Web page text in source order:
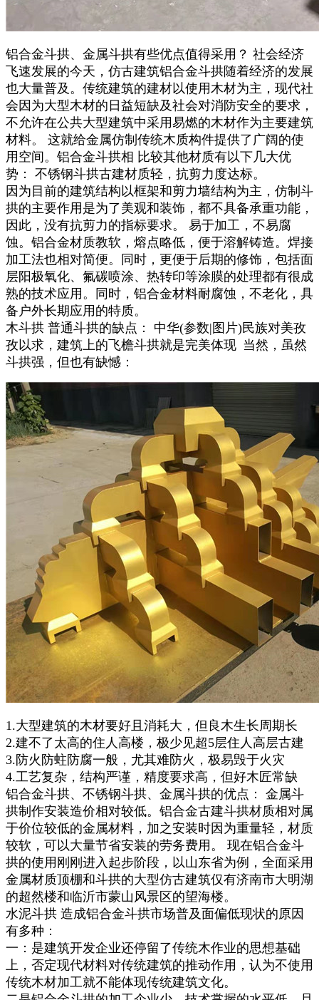
铝合金斗拱、金属斗拱有些优点值得采用？ 社会经济
飞速发展的今天，仿古建筑铝合金斗拱随着经济的发展
也大量普及。传统建筑的建材以使用木材为主，现代社
会因为大型木材的日益短缺及社会对消防安全的要求，
不允许在公共大型建筑中采用易燃的木材作为主要建筑
材料。 这就给金属仿制传统木质构件提供了广阔的使
用空间。铝合金斗拱相 比较其他材质有以下几大优
势： 不锈钢斗拱古建材质轻，抗剪力度达标。
因为目前的建筑结构以框架和剪力墙结构为主，仿制斗
拱的主要作用是为了美观和装饰，都不具备承重功能，
因此，没有抗剪力的指标要求。 易于加工，不易腐
蚀。铝合金材质教软，熔点略低，便于溶解铸造。焊接
加工法也相对简便。同时，更便于后期的修饰，包括面
层阳极氧化、氟碳喷涂、热转印等涂膜的处理都有很成
熟的技术应用。同时，铝合金材料耐腐蚀，不老化，具
备户外长期应用的特质。
木斗拱 普通斗拱的缺点： 中华(参数|图片)民族对美孜
孜以求，建筑上的飞檐斗拱就是完美体现 当然，虽然
斗拱强，但也有缺憾：
1.大型建筑的木材要好且消耗大，但良木生长周期长
2.建不了太高的住人高楼，极少见超5层住人高层古建
3.防火防蛀防腐一般，尤其难防火，极易毁于火灾
4.工艺复杂，结构严谨，精度要求高，但好木匠常缺
铝合金斗拱、不锈钢斗拱、金属斗拱的优点： 金属斗
拱制作安装造价相对较低。铝合金古建斗拱材质相对属
于价位较低的金属材料，加之安装时因为重量轻，材质
较软，可以大量节省安装的劳务费用。 现在铝合金斗
拱的使用刚刚进入起步阶段，以山东省为例，全面采用
金属材质顶棚和斗拱的大型仿古建筑仅有济南市大明湖
的超然楼和临沂市蒙山风景区的望海楼。
水泥斗拱 造成铝合金斗拱市场普及面偏低现状的原因
有多种：
一：是建筑开发企业还停留了传统木作业的思想基础
上，否定现代材料对传统建筑的推动作用，认为不使用
传统木材加工就不能体现传统建筑文化。